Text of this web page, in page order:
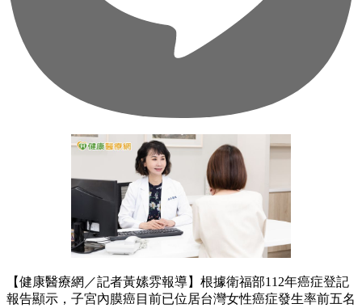
【健康醫療網／記者黃嫊雰報導】根據衛福部112年癌症登記
報告顯示，子宮內膜癌目前已位居台灣女性癌症發生率前五名